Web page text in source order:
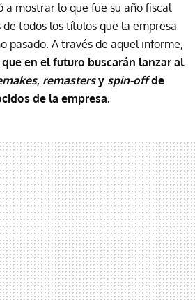
a mostrar lo que fue su año fiscal
todos los títulos que la empresa
pasado. A través de aquel informe,
en el futuro buscarán lanzar al
, remastersy spin-offde
de la empresa.